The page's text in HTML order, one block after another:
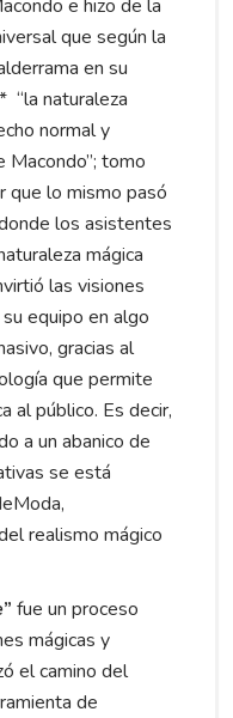
e hizo de la
que según la
en su
“la naturaleza
normal y
tomo
que lo mismo pasó
los asistentes
mágica
las visiones
equipo en algo
gracias al
que permite
al público. Es decir,
a un abanico de
se está
realismo mágico
” fue un proceso
mágicas y
el camino del
de